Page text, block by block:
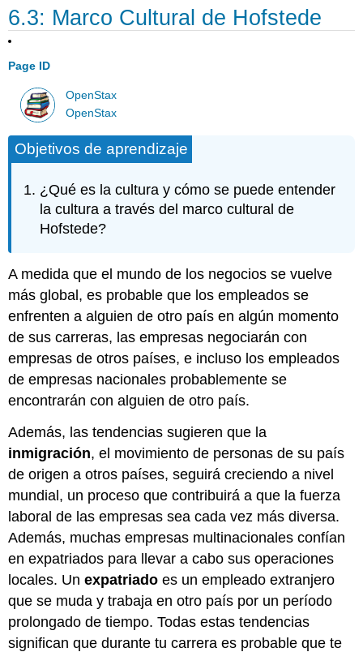
6.3: Marco Cultural de Hofstede
Page ID
OpenStax
OpenStax
Objetivos de aprendizaje
¿Qué es la cultura y cómo se puede entender
la cultura a través del marco cultural de
Hofstede?
A medida que el mundo de los negocios se vuelve
más global, es probable que los empleados se
enfrenten a alguien de otro país en algún momento
de sus carreras, las empresas negociarán con
empresas de otros países, e incluso los empleados
de empresas nacionales probablemente se
encontrarán con alguien de otro país.
Además, las tendencias sugieren que la
inmigración, el movimiento de personas de su país
de origen a otros países, seguirá creciendo a nivel
mundial, un proceso que contribuirá a que la fuerza
laboral de las empresas sea cada vez más diversa.
Además, muchas empresas multinacionales confían
en expatriados para llevar a cabo sus operaciones
locales. Unexpatriado es un empleado extranjero
que se muda y trabaja en otro país por un período
prolongado de tiempo. Todas estas tendencias
significan que durante tu carrera es probable que te